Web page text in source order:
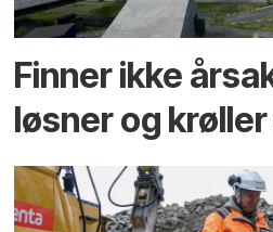
Finner ikke
løsner og